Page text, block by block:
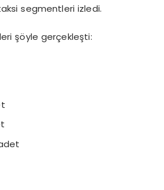
segmentleri izledi.
şöyle gerçekleşti: